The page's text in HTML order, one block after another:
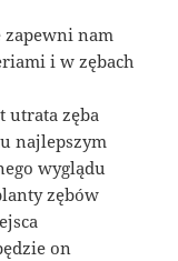
zapewni nam
i w zębach
utrata zęba
najlepszym
wyglądu
zębów
on